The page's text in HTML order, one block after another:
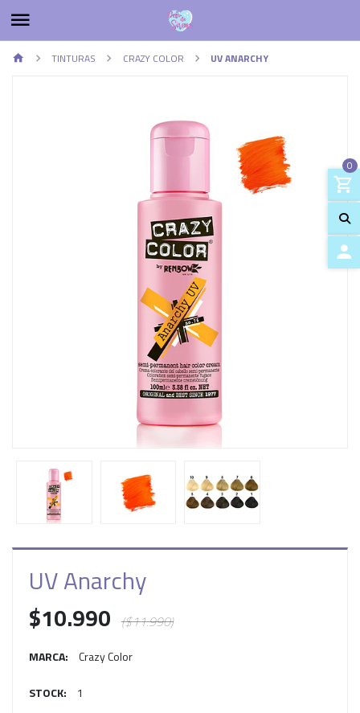
0
TINTURAS CRAZY COLOR UV ANARCHY
Next
UV Anarchy
$10.990 ($11.990)
MARCA: Crazy Color
STOCK: 1